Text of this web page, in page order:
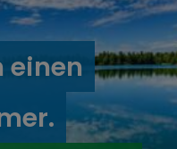
einen